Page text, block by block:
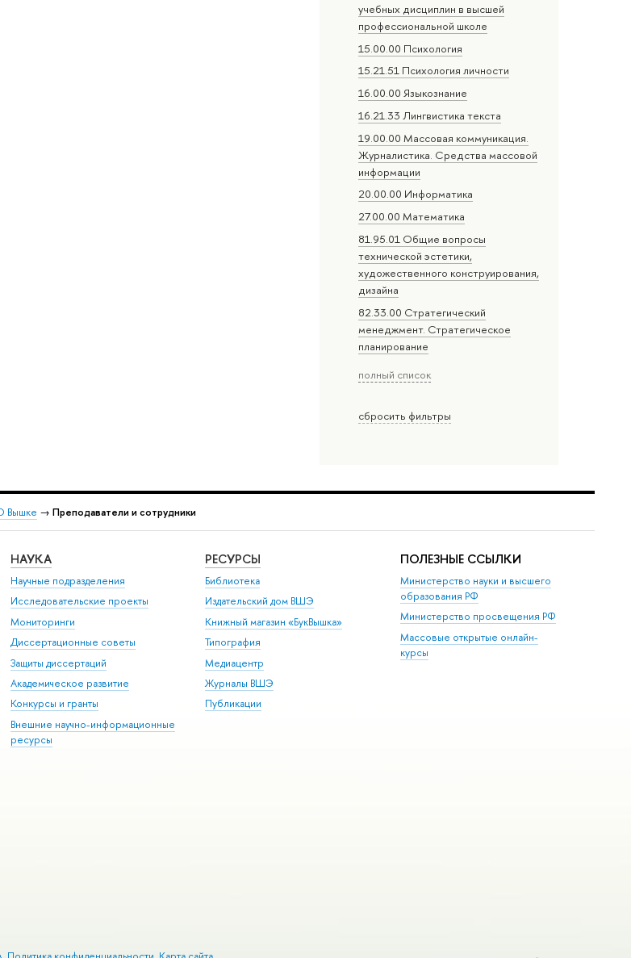
учебных дисциплин в высшей
профессиональной школе
15.00.00 Психология
15.21.51 Психология личности
16.00.00 Языкознание
16.21.33 Лингвистика текста
19.00.00 Массовая коммуникация.
Журналистика. Средства массовой
информации
20.00.00 Информатика
27.00.00 Математика
81.95.01 Общие вопросы
технической эстетики,
художественного конструирования,
дизайна
82.33.00 Стратегический
менеджмент. Стратегическое
планирование
полный список
сбросить фильтры
Вышке → Преподаватели и сотрудники
НАУКА
Научные подразделения
Исследовательские проекты
Мониторинги
Диссертационные советы
Защиты диссертаций
Академическое развитие
Конкурсы и гранты
Внешние научно-информационные
ресурсы
РЕСУРСЫ
Библиотека
Издательский дом ВШЭ
Книжный магазин «БукВышка»
Типография
Медиацентр
Журналы ВШЭ
Публикации
ПОЛЕЗНЫЕ ССЫЛКИ
Министерство науки и высшего
образования РФ
Министерство просвещения РФ
Массовые открытые онлайн-
курсы